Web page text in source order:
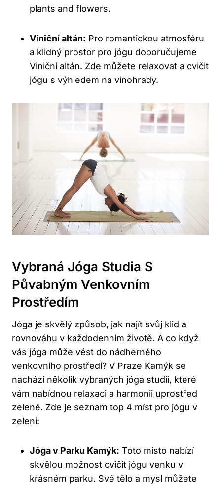
plants and flowers.
Viniční altán: Pro romantickou atmosféru
a klidný prostor pro jógu doporučujeme
Viniční altán. Zde můžete relaxovat a cvičit
jógu s výhledem na vinohrady.
Vybraná Jóga Studia S
Půvabným Venkovním
Prostředím
Jóga je skvělý způsob, jak najít svůj klid a
rovnováhu v každodenním životě. A co když
vás jóga může vést do nádherného
venkovního prostředí? V Praze Kamýk se
nachází několik vybraných jóga studií, které
vám nabídnou relaxaci a harmonii uprostřed
zeleně. Zde je seznam top 4 míst pro jógu v
zeleni:
Jóga v Parku Kamýk: Toto místo nabízí
skvělou možnost cvičit jógu venku v
krásném parku. Své tělo a mysl můžete